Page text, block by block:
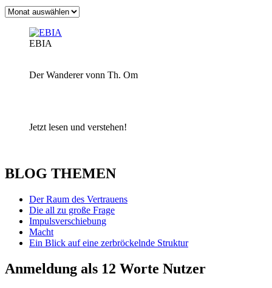
Archiv
EBIA
Der Wanderer vonn Th. Om
Jetzt lesen und verstehen!
BLOG THEMEN
Der Raum des Vertrauens
Die all zu große Frage
Impulsverschiebung
Macht
Ein Blick auf eine zerbröckelnde Struktur
Anmeldung als 12 Worte Nutzer